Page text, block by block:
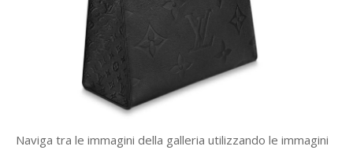
Naviga tra le immagini della galleria utilizzando le immagini